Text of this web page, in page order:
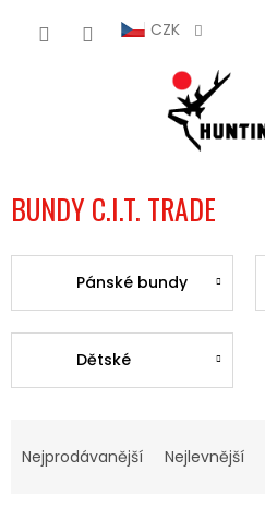
CZK
BUNDY C.I.T. TRADE
Pánské bundy
Dětské
Nejprodávanější Nejlevnější